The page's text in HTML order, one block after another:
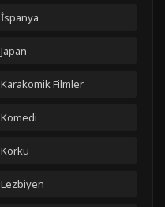
İspanya
Japan
Karakomik Filmler
Komedi
Korku
Lezbiyen